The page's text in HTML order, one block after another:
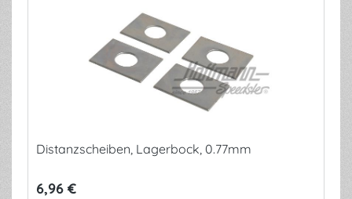
Distanzscheiben, Lagerbock, 0.77mm
6,96 €